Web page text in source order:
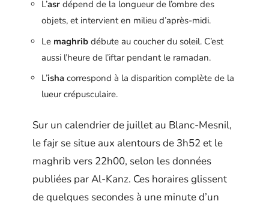
L’asr dépend de la longueur de l’ombre des
objets, et intervient en milieu d’après-midi.
Le maghrib débute au coucher du soleil. C’est
aussi l’heure de l’iftar pendant le ramadan.
L’isha correspond à la disparition complète de la
lueur crépusculaire.
Sur un calendrier de juillet au Blanc-Mesnil,
le fajr se situe aux alentours de 3h52 et le
maghrib vers 22h00, selon les données
publiées par Al-Kanz. Ces horaires glissent
de quelques secondes à une minute d’un